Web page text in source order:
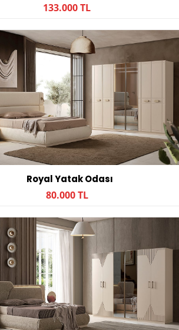
133.000 TL
Royal Yatak Odası
80.000 TL